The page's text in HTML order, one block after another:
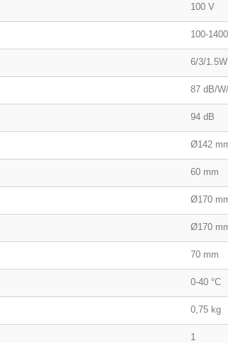
100 V
100-
6/3/1.5W
87 dB/
94 dB
Ø142
60 mm
Ø170
Ø170
70 mm
0-40 °C
0,75 kg
1